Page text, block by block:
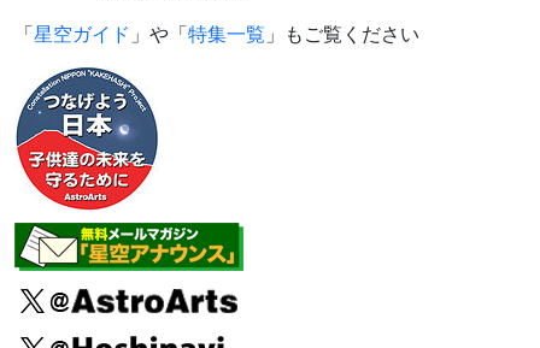
「星空ガイド 」や「特集一覧 」もご覧ください